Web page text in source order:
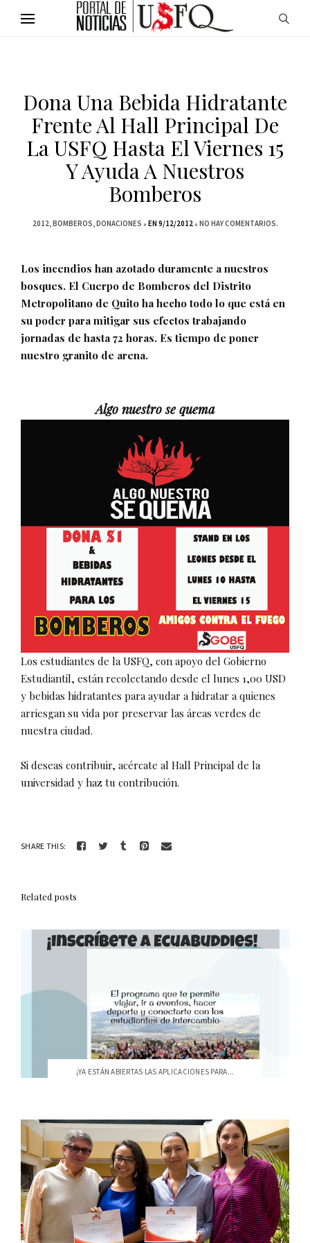
Dona Una Bebida Hidratante
Frente Al Hall Principal De
La USFQ Hasta El Viernes 15
Y Ayuda A Nuestros
Bomberos
2012 BOMBEROS DONACIONES EN 9/12/2012 NO HAY COMENTARIOS.
Los incendios han azotado duramente a nuestros
bosques. El Cuerpo de Bomberos del Distrito
Metropolitano de Quito ha hecho todo lo que está en
su poder para mitigar sus efectos trabajando
jornadas de hasta 72 horas. Es tiempo de poner
nuestro granito de arena.
Algo nuestro se quema
Los estudiantes de la USFQ, con apoyo del Gobierno
Estudiantil, están recolectando desde el lunes 1,00 USD
y bebidas hidratantes para ayudar a hidratar a quienes
arriesgan su vida por preservar las áreas verdes de
nuestra ciudad.
Si deseas contribuir, acércate al Hall Principal de la
universidad y haz tu contribución.
SHARE THIS:
Related posts
¡YA ESTÁN ABIERTAS LAS APLICACIONES PARA...